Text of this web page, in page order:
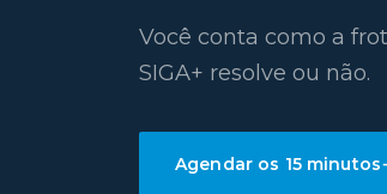
Você conta como a
SIGA+ resolve ou não.
Agendar os 15 minutos